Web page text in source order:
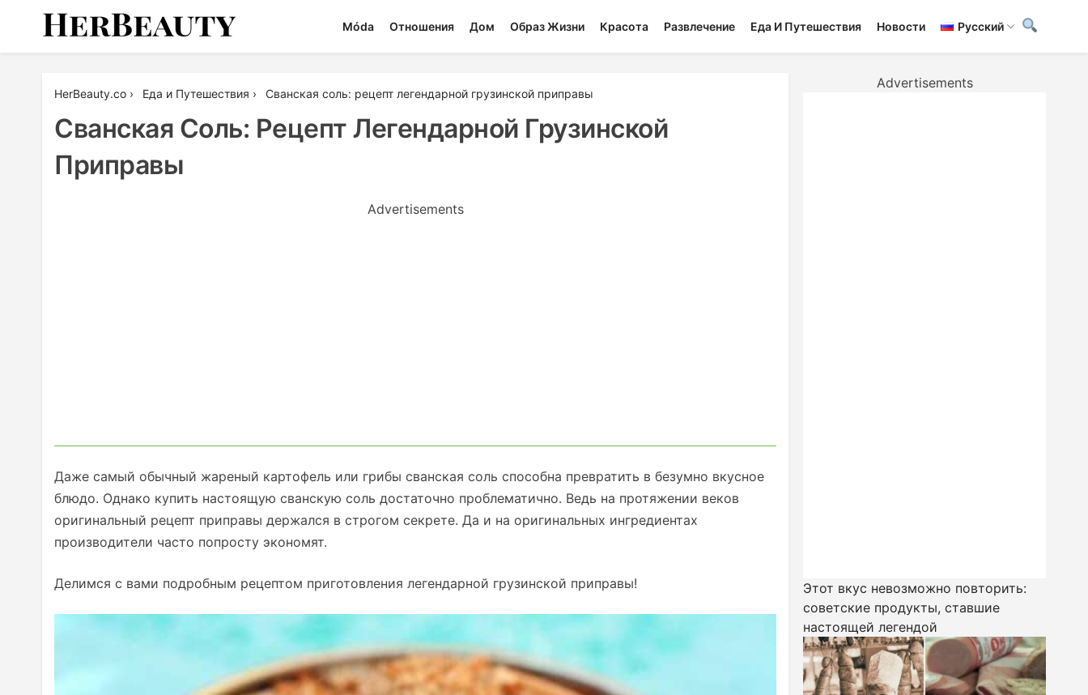
Móda Отношения Дом Образ Жизни Красота Развлечение Еда И Путешествия Новости Русский
HerBeauty.co › Еда и Путешествия › Сванская соль: рецепт легендарной грузинской приправы
Сванская Соль: Рецепт Легендарной Грузинской
Приправы
Advertisements
Даже самый обычный жареный картофель или грибы сванская соль способна превратить в безумно вкусное
блюдо. Однако купить настоящую сванскую соль достаточно проблематично. Ведь на протяжении веков
оригинальный рецепт приправы держался в строгом секрете. Да и на оригинальных ингредиентах
производители часто попросту экономят.
Делимся с вами подробным рецептом приготовления легендарной грузинской приправы!
Advertisements
Этот вкус невозможно повторить:
советские продукты, ставшие
настоящей легендой